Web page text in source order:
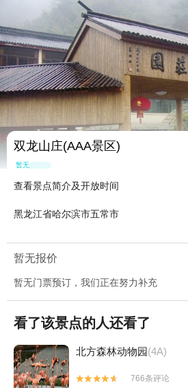
双龙山庄(AAA景区)
暂无点评
查看景点简介及开放时间
黑龙江省哈尔滨市五常市
暂无报价
暂无门票预订，我们正在努力补充
看了该景点的人还看了
北方森林动物园(4A)


766条评论